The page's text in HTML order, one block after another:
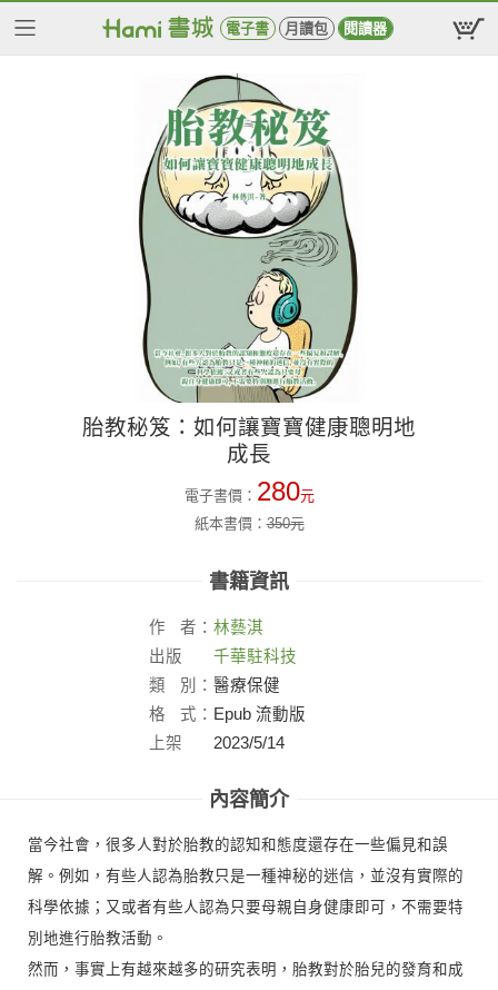
電子書 月讀包 閱讀器
胎教秘笈：如何讓寶寶健康聰明地
成長
電子書價： 280元
紙本書價：350元
書籍資訊
作 者： 林藝淇
出版
社：
千華駐科技
類
別： 醫療保健
格
式： Epub 流動版
上架
2023/5/14
內容簡介
當今社會，很多人對於胎教的認知和態度還存在一些偏見和誤
解。例如，有些人認為胎教只是一種神秘的迷信，並沒有實際的
科學依據；又或者有些人認為只要母親自身健康即可，不需要特
別地進行胎教活動。
然而，事實上有越來越多的研究表明，胎教對於胎兒的發育和成